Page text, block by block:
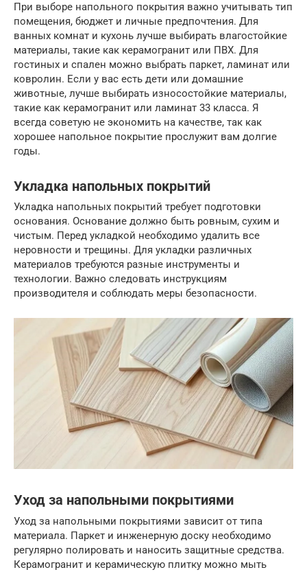
При выборе напольного покрытия важно учитывать тип
помещения, бюджет и личные предпочтения. Для
ванных комнат и кухонь лучше выбирать влагостойкие
материалы, такие как керамогранит или ПВХ. Для
гостиных и спален можно выбрать паркет, ламинат или
ковролин. Если у вас есть дети или домашние
животные, лучше выбирать износостойкие материалы,
такие как керамогранит или ламинат 33 класса. Я
всегда советую не экономить на качестве, так как
хорошее напольное покрытие прослужит вам долгие
годы.
Укладка напольных покрытий
Укладка напольных покрытий требует подготовки
основания. Основание должно быть ровным, сухим и
чистым. Перед укладкой необходимо удалить все
неровности и трещины. Для укладки различных
материалов требуются разные инструменты и
технологии. Важно следовать инструкциям
производителя и соблюдать меры безопасности.
Уход за напольными покрытиями
Уход за напольными покрытиями зависит от типа
материала. Паркет и инженерную доску необходимо
регулярно полировать и наносить защитные средства.
Керамогранит и керамическую плитку можно мыть